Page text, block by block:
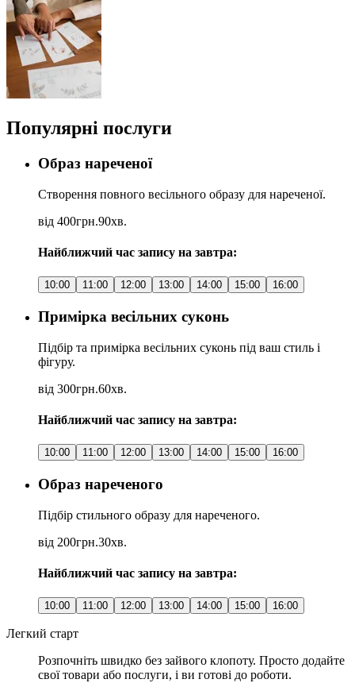
Популярні послуги
Образ нареченої
Створення повного весільного образу для нареченої.
від 400грн.90хв.
Найближчий час запису на завтра:
10:00 11:00 12:00 13:00 14:00 15:00 16:00
Примірка весільних суконь
Підбір та примірка весільних суконь під ваш стиль і
фігуру.
від 300грн.60хв.
Найближчий час запису на завтра:
10:00 11:00 12:00 13:00 14:00 15:00 16:00
Образ нареченого
Підбір стильного образу для нареченого.
від 200грн.30хв.
Найближчий час запису на завтра:
10:00 11:00 12:00 13:00 14:00 15:00 16:00
Легкий старт
Розпочніть швидко без зайвого клопоту. Просто додайте
свої товари або послуги, і ви готові до роботи.